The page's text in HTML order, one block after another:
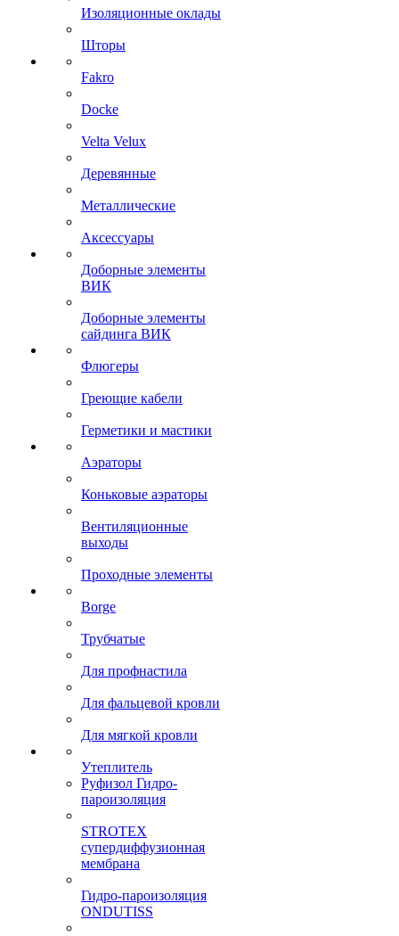
Изоляционные оклады
Шторы
Fakro
Docke
Velta Velux
Деревянные
Металлические
Аксессуары
Доборные элементы
ВИК
Доборные элементы
сайдинга ВИК
Флюгеры
Греющие кабели
Герметики и мастики
Аэраторы
Коньковые аэраторы
Вентиляционные
выходы
Проходные элементы
Borge
Трубчатые
Для профнастила
Для фальцевой кровли
Для мягкой кровли
Утеплитель
Руфизол Гидро-
пароизоляция
STROTEX
супердиффузионная
мембрана
Гидро-пароизоляция
ONDUTISS